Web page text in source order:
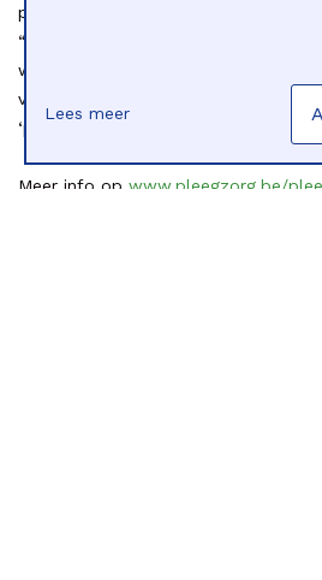
pleegzorggemeente te worden.”,
“Groot of klein, we bekijken samen
welk engagement haalbaar is.”
van Vlaanderen, Herstappe,
‘pleegzorggemeente’.
Meer info op www.pleegzorg.be/
Lees meer